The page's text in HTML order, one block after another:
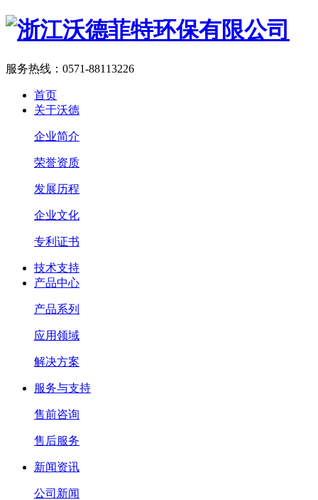
服务热线： 0571-88113226
首页
关于沃德
企业简介
荣誉资质
发展历程
企业文化
专利证书
技术支持
产品中心
产品系列
应用领域
解决方案
服务与支持
售前咨询
售后服务
新闻资讯
公司新闻